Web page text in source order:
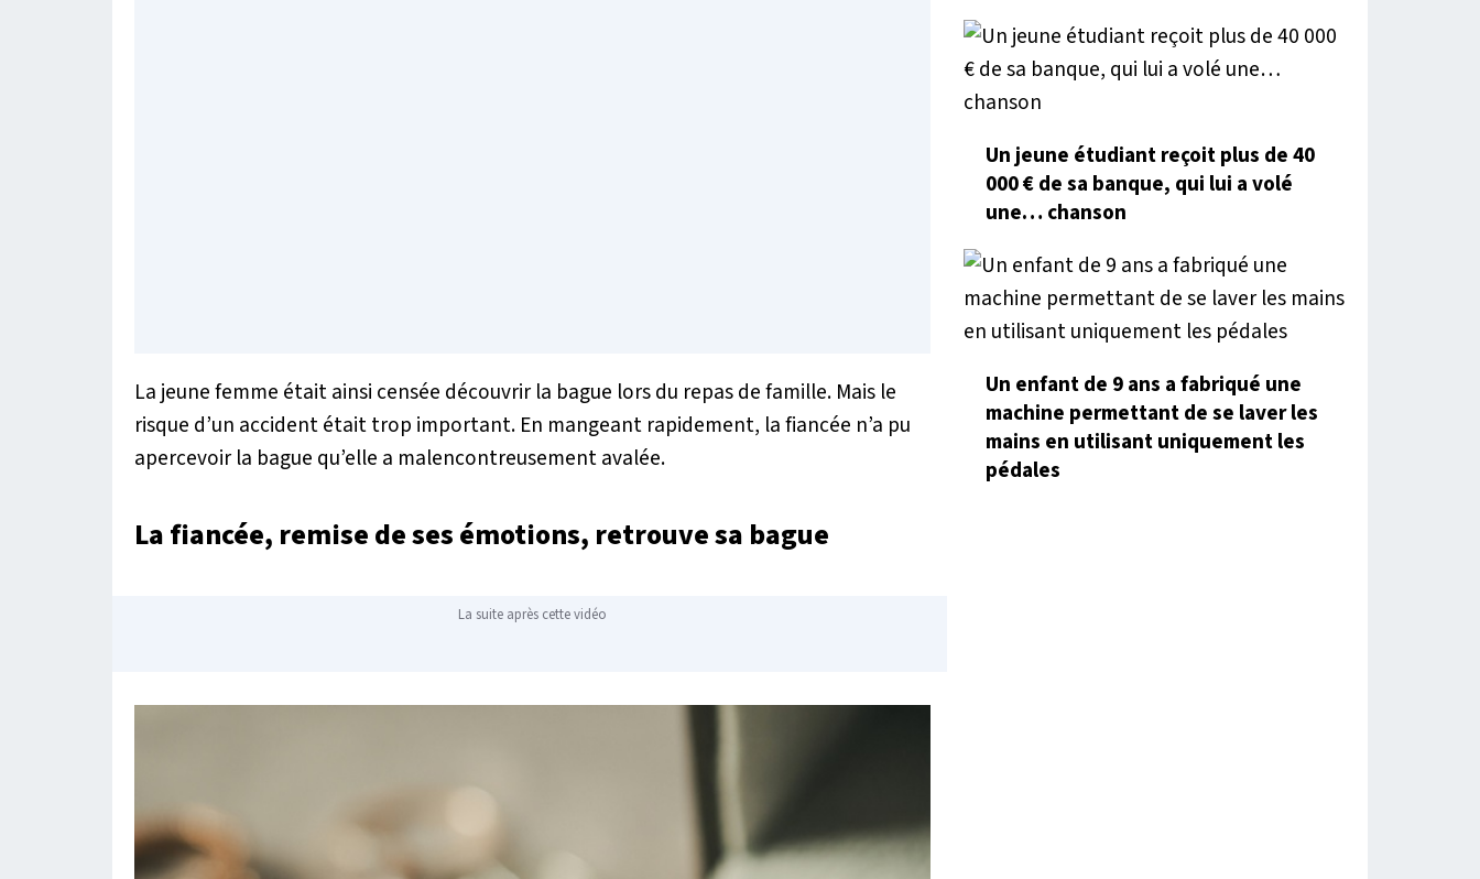
La jeune femme était ainsi censée découvrir la bague lors du repas de famille. Mais le
risque d’un accident était trop important. En mangeant rapidement, la fiancée n’a pu
apercevoir la bague qu’elle a malencontreusement avalée.
La fiancée, remise de ses émotions, retrouve sa bague
La suite après cette vidéo
Un jeune étudiant reçoit plus de 40
000 € de sa banque, qui lui a volé
une… chanson
Un enfant de 9 ans a fabriqué une
machine permettant de se laver les
mains en utilisant uniquement les
pédales